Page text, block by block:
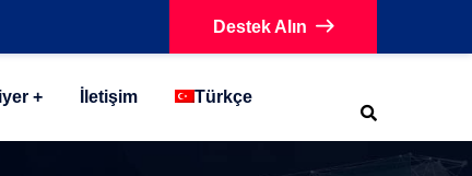
Destek Alın
İletişim Türkçe